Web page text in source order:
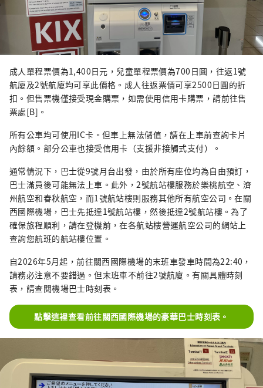
成人單程票價為1,400日元，兒童單程票價為700日圓，往返1號
航廈及2號航廈均可享此價格。成人往返票價可享2500日圓的折
扣。但售票機僅接受現金購票，如需使用信用卡購票，請前往售
票處[B]。
所有公車均可使用IC卡。但車上無法儲值，請在上車前查詢卡片
內餘額。部分公車也接受信用卡（支援非接觸式支付）。
通常情況下，巴士從9號月台出發，由於所有座位均為自由預訂，
巴士滿員後可能無法上車。此外，2號航站樓服務於樂桃航空、濟
州航空和春秋航空，而1號航站樓則服務其他所有航空公司。在關
西國際機場，巴士先抵達1號航站樓，然後抵達2號航站樓。為了
確保旅程順利，請在登機前，在各航站樓營運航空公司的網站上
查詢您航班的航站樓位置。
自2026年5月起，前往關西國際機場的末班車發車時間為22:40，
請務必注意不要錯過。但末班車不前往2號航廈。有關具體時刻
表，請查閱機場巴士時刻表。
點擊這裡查看前往關西國際機場的豪華巴士時刻表。